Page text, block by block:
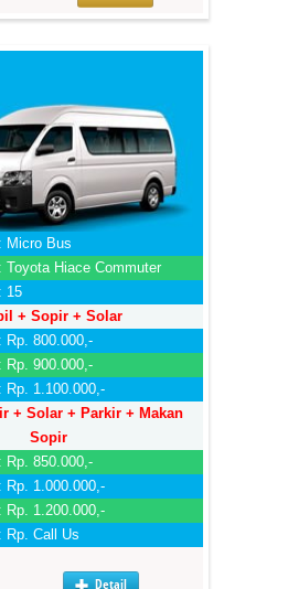
: Micro Bus
: Toyota Hiace Commuter
: 15
+ Sopir + Solar
: Rp. 800.000,-
: Rp. 900.000,-
: Rp. 1.100.000,-
+ Solar + Parkir + Makan
Sopir
: Rp. 850.000,-
: Rp. 1.000.000,-
: Rp. 1.200.000,-
: Rp. Call Us
Detail